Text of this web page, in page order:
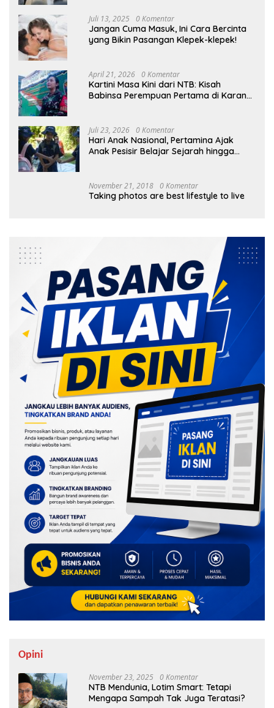
Juli 13, 2025 0 Komentar
Jangan Cuma Masuk, Ini Cara Bercinta
yang Bikin Pasangan Klepek-klepek!
April 21, 2026 0 Komentar
Kartini Masa Kini dari NTB: Kisah
Babinsa Perempuan Pertama di Karang
Juli 23, 2026 0 Komentar
Hari Anak Nasional, Pertamina Ajak
Anak Pesisir Belajar Sejarah hingga
November 21, 2018 0 Komentar
Taking photos are best lifestyle to live
Opini
November 23, 2025 0 Komentar
NTB Mendunia, Lotim Smart: Tetapi
Mengapa Sampah Tak Juga Teratasi?